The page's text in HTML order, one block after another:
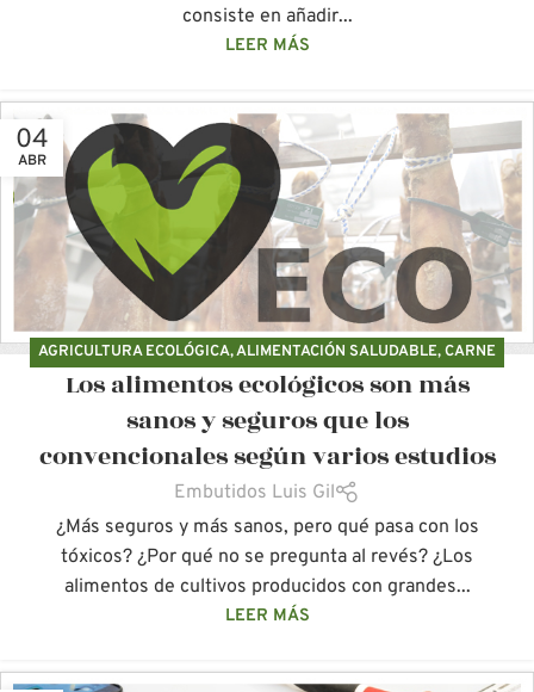
consiste en añadir...
LEER MÁS
04
ABR
AGRICULTURA ECOLÓGICA,ALIMENTACIÓN SALUDABLE,CARNE
ECOLÓGICA,PRODUCCIÓN ECOLÓGICA
Los alimentos ecológicos son más
sanos y seguros que los
convencionales según varios estudios
Embutidos Luis Gil
¿Más seguros y más sanos, pero qué pasa con los
tóxicos? ¿Por qué no se pregunta al revés? ¿Los
alimentos de cultivos producidos con grandes...
LEER MÁS